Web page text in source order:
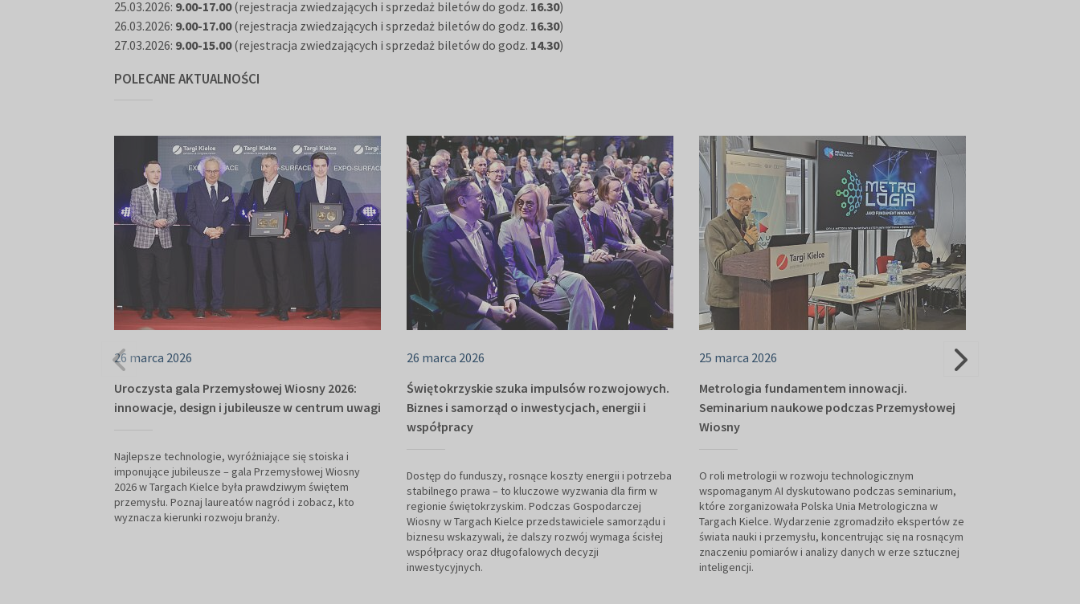
25.03.2026: 9.00-17.00(rejestracja zwiedzających i sprzedaż biletów do godz. 16.30)
26.03.2026: 9.00-17.00(rejestracja zwiedzających i sprzedaż biletów do godz. 16.30)
27.03.2026: 9.00-15.00(rejestracja zwiedzających i sprzedaż biletów do godz. 14.30)
POLECANE AKTUALNOŚCI
26 marca 2026
Uroczysta gala Przemysłowej Wiosny 2026:
innowacje, design i jubileusze w centrum uwagi
Najlepsze technologie, wyróżniające się stoiska i
imponujące jubileusze – gala Przemysłowej Wiosny
2026 w Targach Kielce była prawdziwym świętem
przemysłu. Poznaj laureatów nagród i zobacz, kto
wyznacza kierunki rozwoju branży.
26 marca 2026
Świętokrzyskie szuka impulsów rozwojowych.
Biznes i samorząd o inwestycjach, energii i
współpracy
Dostęp do funduszy, rosnące koszty energii i potrzeba
stabilnego prawa – to kluczowe wyzwania dla firm w
regionie świętokrzyskim. Podczas Gospodarczej
Wiosny w Targach Kielce przedstawiciele samorządu i
biznesu wskazywali, że dalszy rozwój wymaga ścisłej
współpracy oraz długofalowych decyzji
inwestycyjnych.
25 marca 2026
Metrologia fundamentem innowacji.
Seminarium naukowe podczas Przemysłowej
Wiosny
O roli metrologii w rozwoju technologicznym
wspomaganym AI dyskutowano podczas seminarium,
które zorganizowała Polska Unia Metrologiczna w
Targach Kielce. Wydarzenie zgromadziło ekspertów ze
świata nauki i przemysłu, koncentrując się na rosnącym
znaczeniu pomiarów i analizy danych w erze sztucznej
inteligencji.